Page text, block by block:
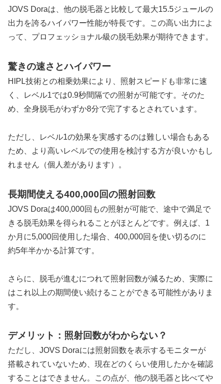
JOVS Doraは、他の脱毛器と比較して最大15.5ジュールの
出力を誇るハイパワー性能が特長です。この高い出力によ
って、プロフェッショナル級の脱毛効果が期待できます。
驚きの速さとハイパワー
HIPL技術との相乗効果により、照射スピードも非常に速
く、レベル1では0.9秒間隔での照射が可能です。そのた
め、全身脱毛がわずか8分で完了するとされています。
ただし、レベル1の効果を実感するのは難しい場合もある
ため、より高いレベルでの使用を検討する方が良いかもし
れません（個人差があります）。
長期間使える400,000回の照射回数
JOVS Doraは400,000回もの照射が可能で、途中で満足で
きる脱毛効果を得られることがほとんどです。例えば、1
か月に5,000回使用した場合、400,000回を使い切るのに
約5年半かかる計算です。
さらに、脱毛が進むにつれて照射回数が減るため、実際に
はこれ以上の期間使い続けることができる可能性がありま
す。
デメリット：照射回数がわからない？
ただし、JOVS Doraには照射回数を表示するモニターが
搭載されていないため、現在どのくらい使用したかを確認
することはできません。この点が、他の脱毛器と比べてや